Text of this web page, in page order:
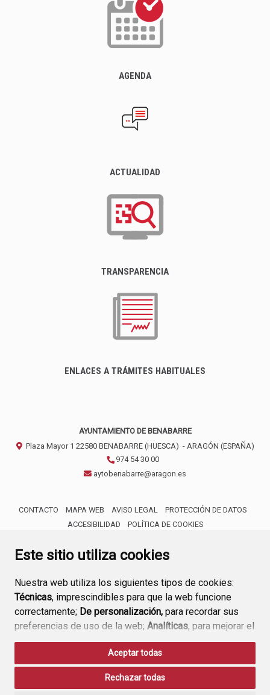
Este sitio utiliza cookies
Nuestra web utiliza los siguientes tipos de cookies:
Técnicas, imprescindibles para que la web funcione
correctamente; De personalización, para recordar sus
preferencias de uso de la web; Analíticas, para mejorar el
funcionamiento de la web y sus servicios.
Si acepta pulsando el botón“Aceptar todas”
consideramos que acepta su uso. Si pulsa el botón
Aceptar todas
Rechazar todas
AGENDA
ACTUALIDAD
TRANSPARENCIA
ENLACES A TRÁMITES HABITUALES
AYUNTAMIENTO DE BENABARRE
Plaza Mayor 1 22580 BENABARRE (HUESCA) - ARAGÓN (ESPAÑA)
974 54 30 00
aytobenabarre@aragon.es
CONTACTO MAPA WEB AVISO LEGAL
PROTECCIÓN DE DATOS
ACCESIBILIDAD
POLÍTICA DE COOKIES